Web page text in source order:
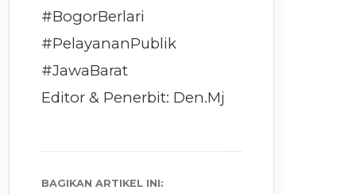
#BogorBerlari
#PelayananPublik
#JawaBarat
Editor & Penerbit: Den.Mj
BAGIKAN ARTIKEL INI: